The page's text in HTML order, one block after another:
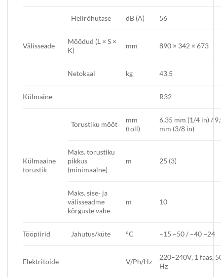
Välisseade
Helirõhutase dB (A) 56
Mõõdud (L × S ×
K)
mm 890 × 342 × 673
Netokaal kg 43,5
Külmaine R32
Külmaaine
torustik
Torustiku mõõt
mm
(toll)
6,35 mm (1/4 in) /
mm (3/8 in)
Maks. torustiku
pikkus
(minimaalne)
m 25 (3)
Maks. sise- ja
välisseadme
kõrguste vahe
m 10
Tööpiirid Jahutus/küte °C –15 ~50 / –40 ~24
Elektritoide V/Ph/Hz
220–240V, 1 faas,
Hz